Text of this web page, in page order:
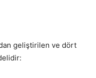
geliştirilen ve dört